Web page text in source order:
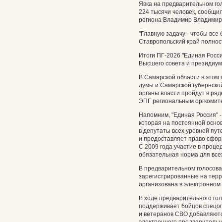
Явка на предварительном
224 тысячи человек,
региона Владимир
"Главную задачу - чтобы
Ставропольский край
Итоги ПГ-2026 "Единая
Высшего совета и
В Самарской области в этом
думы и Самарской
органы власти пройдут в
ЭПГ региональным
Напомним, "Единая Россия"
которая на постоянной
в депутаты всех уровней
и предоставляет право
С 2009 года участие в
обязательная норма для
В предварительном
зарегистрированные на
организована в
В ходе предварительного
поддерживает бойцов
и ветеранов СВО